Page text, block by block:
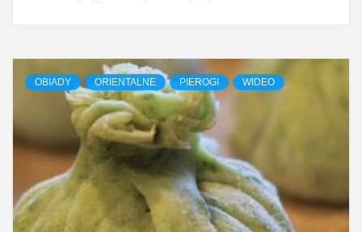
OBIADY ORIENTALNE PIEROGI WIDEO